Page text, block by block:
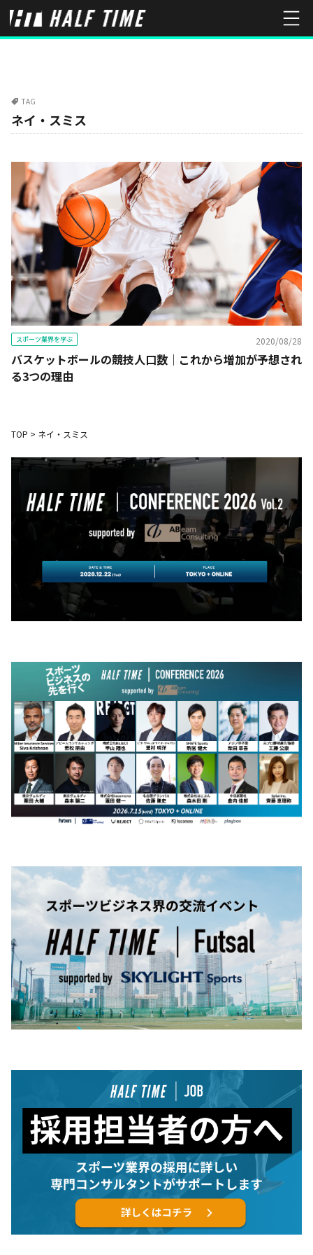
TAG
ネイ・スミス
スポーツ業界を学ぶ 2020/08/28
バスケットボールの競技人口数｜これから増加が予想され
る3つの理由
TOP > ネイ・スミス